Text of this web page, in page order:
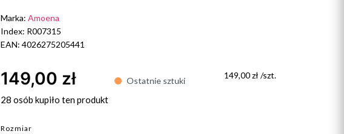
Marka: Amoena
Index: R007315
EAN: 4026275205441
149,00 zł Ostatnie sztuki
149,00 zł /szt.
28 osób kupiło ten produkt
Rozmiar